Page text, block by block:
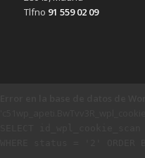
Tlfno 91 559 02 09